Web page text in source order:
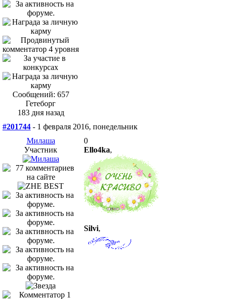
Сообщений: 657
Гетеборг
183 дня назад
#201744 - 1 февраля 2016, понедельник
Милаша
Участник
0
Ello4ka,
Silvi,